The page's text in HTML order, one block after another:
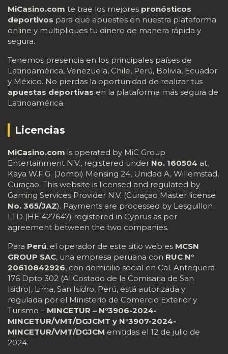
MiCasino.com te trae los mejores pronósticos
deportivos para que apuestes en nuestra plataforma
online y multipliques tu dinero de manera rápida y
segura.
Tenemos presencia en los principales países de
Latinoamérica, Venezuela, Chile, Perú, Bolivia, Ecuador
y México. No pierdas la oportunidad de realizar tus
apuestas deportivas en la plataforma más segura de
Latinoamérica.
Licencias
MiCasino.com is operated by MiC Group
Entertainment N.V., registered under No. 160504 at,
Kaya W.F.G. (Jombi) Mensing 24, Unidad A, Willemstad,
Curaçao. This website is licensed and regulated by
Gaming Services Provider N.V. (Curaçao Master license
No. 365/JAZ). Payments are processed by Lesguillon
LTD (HE 427647) registered in Cyprus as per
agreement between the two companies.
Para Perú, el operador de este sitio web es MCSN
GROUP SAC, una empresa peruana con RUC N°
20610842926, con domicilio social en Cal. Antequera
176 Dpto 302 (Al Costado de la Comisaria de San
Isidro), Lima, San Isidro, Perú, está autorizada y
regulada por el Ministerio de Comercio Exterior y
Turismo – MINCETUR – N°3906-2024-
MINCETUR/VMT/DGJCMT y N°3907-2024-
MINCETUR/VMT/DGJCM emitidas el 12 de julio de
2024.